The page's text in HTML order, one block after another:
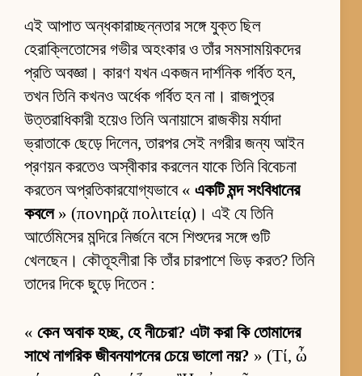
এই আপাত অন্ধকারাচ্ছন্নতার সঙ্গে যুক্ত ছিল
হেরাক্লিতোসের গভীর অহংকার ও তাঁর সমসাময়িকদের
প্রতি অবজ্ঞা। কারণ যখন একজন দার্শনিক গর্বিত হন,
তখন তিনি কখনও অর্ধেক গর্বিত হন না। রাজপুত্র
উত্তরাধিকারী হয়েও তিনি অনায়াসে রাজকীয় মর্যাদা
ভ্রাতাকে ছেড়ে দিলেন, তারপর সেই নগরীর জন্য আইন
প্রণয়ন করতেও অস্বীকার করলেন যাকে তিনি বিবেচনা
করতেন অপ্রতিকারযোগ্যভাবে « একটি মন্দ সংবিধানের
কবলে» (πονηρᾷ πολιτείᾳ)। এই যে তিনি
আর্তেমিসের মন্দিরে নির্জনে বসে শিশুদের সঙ্গে গুটি
খেলছেন। কৌতূহলীরা কি তাঁর চারপাশে ভিড় করত? তিনি
তাদের দিকে ছুড়ে দিতেন :
« কেন অবাক হচ্ছ, হে নীচেরা? এটা করা কি তোমাদের
সাথে নাগরিক জীবনযাপনের চেয়ে ভালো নয়? » (Τί, ὦ